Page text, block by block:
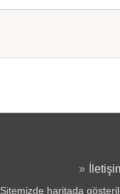
Sitemizde haritada